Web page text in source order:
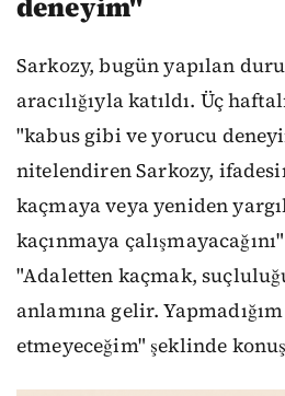
deneyim"
Sarkozy, bugün yapılan
aracılığıyla katıldı. Üç
"kabus gibi ve yorucu
nitelendiren Sarkozy,
kaçmaya veya yeniden
kaçınmaya
"Adaletten kaçmak,
anlamına gelir.
etmeyeceğim" şeklinde